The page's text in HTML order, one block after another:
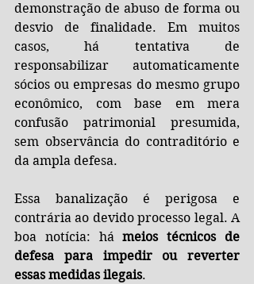
demonstração de abuso de forma ou
desvio de finalidade. Em muitos
casos, há tentativa de
responsabilizar automaticamente
sócios ou empresas do mesmo grupo
econômico, com base em mera
confusão patrimonial presumida,
sem observância do contraditório e
da ampla defesa.
Essa banalização é perigosa e
contrária ao devido processo legal. A
boa notícia: há meios técnicos de
defesa para impedir ou reverter
essas medidas ilegais.